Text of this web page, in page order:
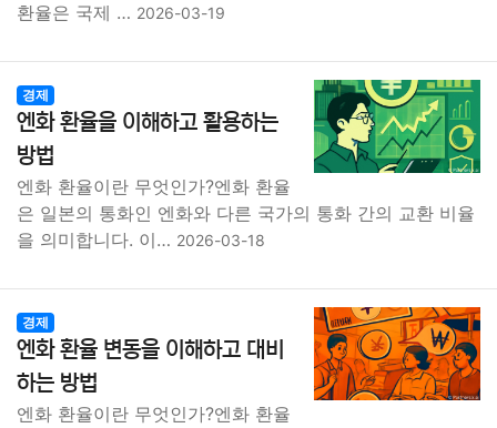
환율은 국제 … 2026-03-19
경제
엔화 환율을 이해하고 활용하는
방법
엔화 환율이란 무엇인가?엔화 환율
은 일본의 통화인 엔화와 다른 국가의 통화 간의 교환 비율
을 의미합니다. 이… 2026-03-18
경제
엔화 환율 변동을 이해하고 대비
하는 방법
엔화 환율이란 무엇인가?엔화 환율